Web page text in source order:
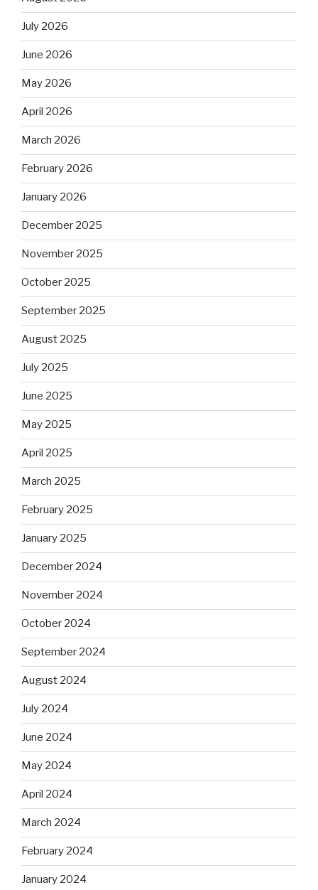
July 2026
June 2026
May 2026
April 2026
March 2026
February 2026
January 2026
December 2025
November 2025
October 2025
September 2025
August 2025
July 2025
June 2025
May 2025
April 2025
March 2025
February 2025
January 2025
December 2024
November 2024
October 2024
September 2024
August 2024
July 2024
June 2024
May 2024
April 2024
March 2024
February 2024
January 2024